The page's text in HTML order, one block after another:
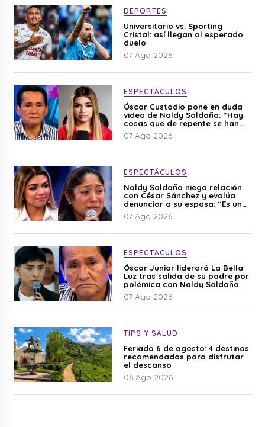
DEPORTES
Universitario vs. Sporting
Cristal: así llegan al esperado
duelo
07 Ago 2026
ESPECTÁCULOS
Óscar Custodio pone en duda
video de Naldy Saldaña: “Hay
cosas que de repente se han
editado”
07 Ago 2026
ESPECTÁCULOS
Naldy Saldaña niega relación
con César Sánchez y evalúa
denunciar a su esposa: “Es una
difamación”
07 Ago 2026
ESPECTÁCULOS
Óscar Junior liderará La Bella
Luz tras salida de su padre por
polémica con Naldy Saldaña
07 Ago 2026
TIPS Y SALUD
Feriado 6 de agosto: 4 destinos
recomendados para disfrutar
el descanso
06 Ago 2026